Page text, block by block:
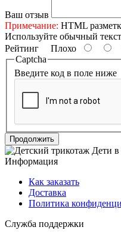
Ваш отзыв
Примечание: HTML
Используйте обычный
Рейтинг Плохо
Captcha
Введите код в поле ниже
Продолжить
Информация
Как заказать
Доставка
Политика
Служба поддержки